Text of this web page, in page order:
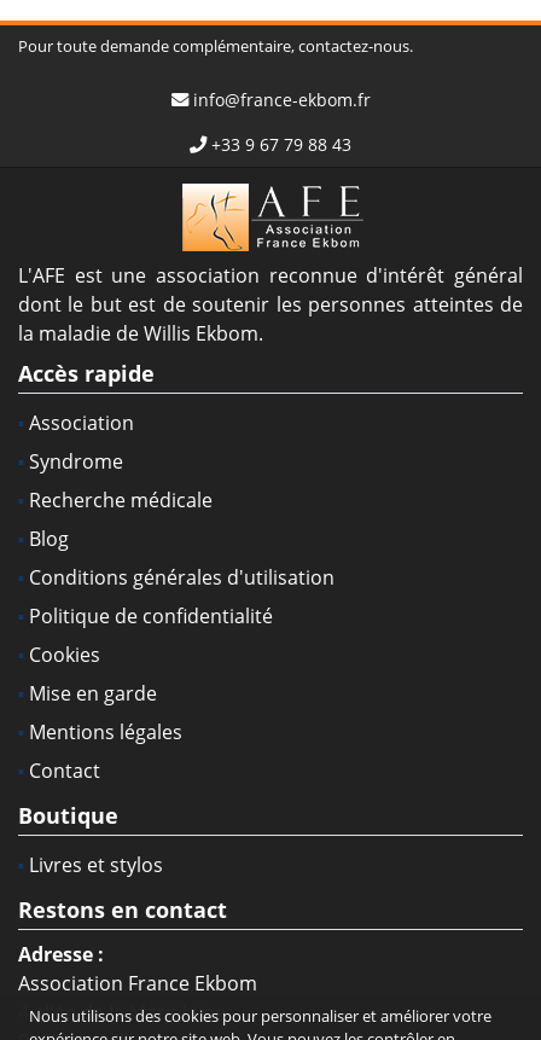
Pour toute demande complémentaire, contactez-nous.
info@france-ekbom.fr
+33 9 67 79 88 43
L'AFE est une association reconnue d'intérêt général
dont le but est de soutenir les personnes atteintes de
la maladie de Willis Ekbom.
Accès rapide
Association
Syndrome
Recherche médicale
Blog
Conditions générales d'utilisation
Politique de confidentialité
Cookies
Mise en garde
Mentions légales
Contact
Boutique
Livres et stylos
Restons en contact
Adresse :
Association France Ekbom
4 allée de la Marjolaine
Nous utilisons des cookies pour personnaliser et améliorer votre